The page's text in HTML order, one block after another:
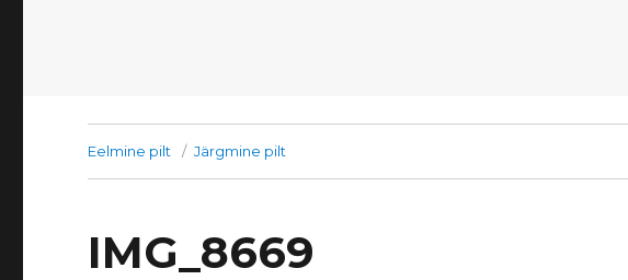
Eelmine pilt Järgmine pilt
IMG_8669